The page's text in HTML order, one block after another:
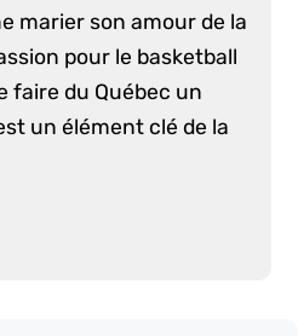
marier son amour de la
pour le basketball
faire du Québec un
un élément clé de la